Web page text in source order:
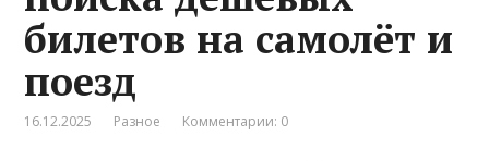
билетов на самолёт и
поезд
16.12.2025 Разное Комментарии: 0